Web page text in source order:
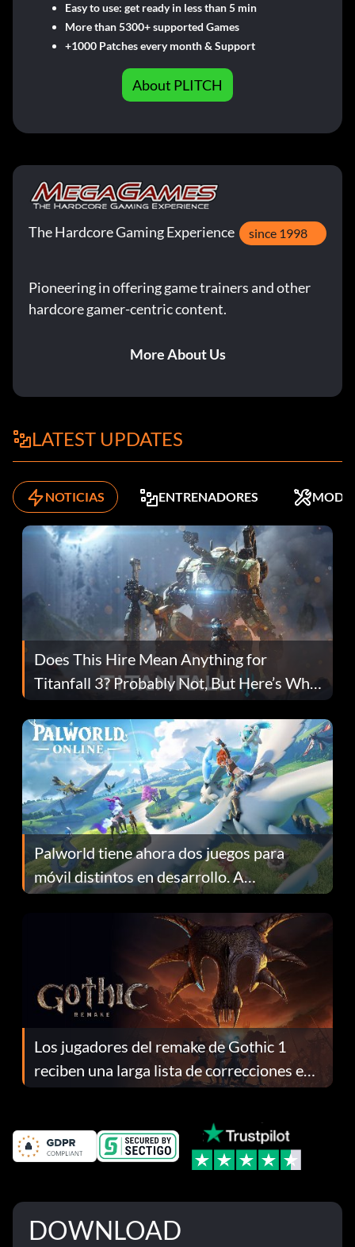
Easy to use: get ready in less than 5 min
More than 5300+ supported Games
+1000 Patches every month & Support
About PLITCH
The Hardcore Gaming Experience since 1998
Pioneering in offering game trainers and other
hardcore gamer-centric content.
More About Us
LATEST UPDATES
NOTICIAS ENTRENADORES MODS
Does This Hire Mean Anything for
Titanfall 3? Probably Not, But Here’s Why
Fans Are Hopeful
Palworld tiene ahora dos juegos para
móvil distintos en desarrollo. A
continuación te explicamos por qué.
Los jugadores del remake de Gothic 1
reciben una larga lista de correcciones en
el parche 1.0.4
DOWNLOAD